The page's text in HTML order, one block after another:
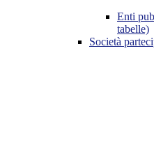
Enti
tabelle)
Società